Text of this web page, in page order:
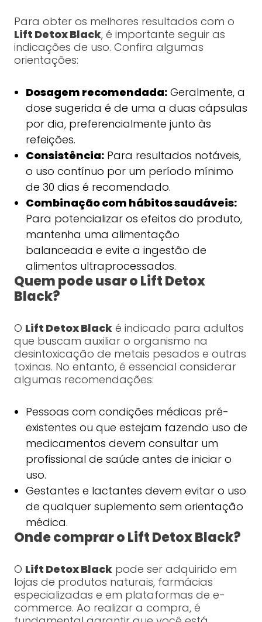
Para obter os melhores resultados com o
Lift Detox Black, é importante seguir as
indicações de uso. Confira algumas
orientações:
Dosagem recomendada:Geralmente, a
dose sugerida é de uma a duas cápsulas
por dia, preferencialmente junto às
refeições.
Consistência:Para resultados notáveis,
o uso contínuo por um período mínimo
de 30 dias é recomendado.
Combinação com hábitos saudáveis:
Para potencializar os efeitos do produto,
mantenha uma alimentação
balanceada e evite a ingestão de
alimentos ultraprocessados.
Quem pode usar o Lift Detox
Black?
O Lift Detox Blacké indicado para adultos
que buscam auxiliar o organismo na
desintoxicação de metais pesados e outras
toxinas. No entanto, é essencial considerar
algumas recomendações:
Pessoas com condições médicas pré-
existentes ou que estejam fazendo uso de
medicamentos devem consultar um
profissional de saúde antes de iniciar o
uso.
Gestantes e lactantes devem evitar o uso
de qualquer suplemento sem orientação
médica.
Onde comprar o Lift Detox Black?
O Lift Detox Blackpode ser adquirido em
lojas de produtos naturais, farmácias
especializadas e em plataformas de e-
commerce. Ao realizar a compra, é